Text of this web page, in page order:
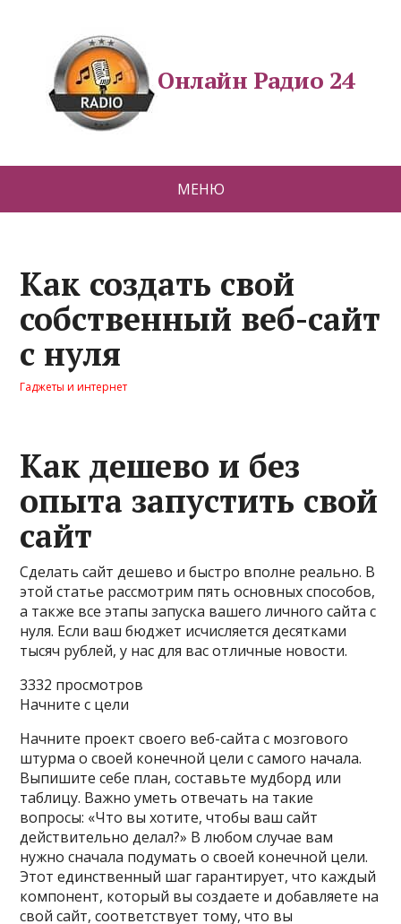
Онлайн Радио 24
МЕНЮ
Как создать свой
собственный веб-сайт
с нуля
Гаджеты и интернет
Как дешево и без
опыта запустить свой
сайт
Сделать сайт дешево и быстро вполне реально. В
этой статье рассмотрим пять основных способов,
а также все этапы запуска вашего личного сайта с
нуля. Если ваш бюджет исчисляется десятками
тысяч рублей, у нас для вас отличные новости.
3332 просмотров
Начните с цели
Начните проект своего веб-сайта с мозгового
штурма о своей конечной цели с самого начала.
Выпишите себе план, составьте мудборд или
таблицу. Важно уметь отвечать на такие
вопросы: «Что вы хотите, чтобы ваш сайт
действительно делал?» В любом случае вам
нужно сначала подумать о своей конечной цели.
Этот единственный шаг гарантирует, что каждый
компонент, который вы создаете и добавляете на
свой сайт, соответствует тому, что вы